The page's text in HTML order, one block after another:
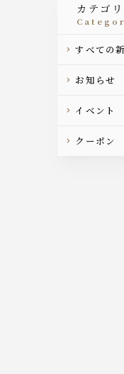
カテゴ
すべての
お知らせ
イベント
クーポン